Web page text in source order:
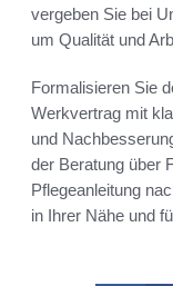
vergeben Sie bei
um Qualität und
Formalisieren Sie
Werkvertrag mit
und
der Beratung über
Pflegeanleitung
in Ihrer Nähe und